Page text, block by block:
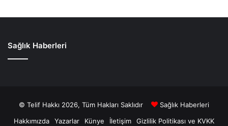
Sağlık Haberleri
© Telif Hakkı 2026, Tüm Hakları Saklıdır
Sağlık Haberleri
Hakkımızda
Yazarlar Künye İletişim Gizlilik Politikası ve KVKK